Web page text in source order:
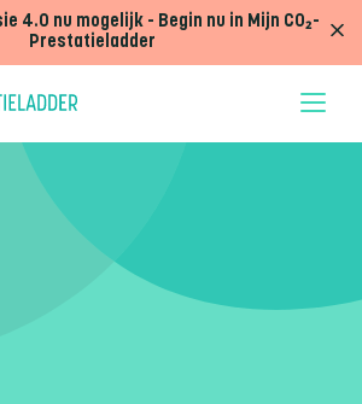
4.0 nu mogelijk - Begin nu in Mijn CO₂-
Prestatieladder